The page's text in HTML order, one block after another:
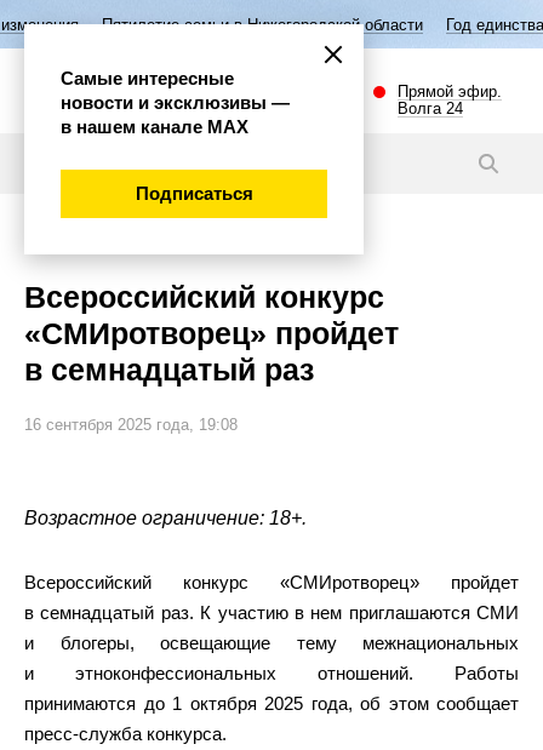
семьи в Нижегородской области Год единства народов
Прямой эфир.
Волга 24
Всероссийский конкурс
«СМИротворец» пройдет
в семнадцатый раз
16 сентября 2025 года, 19:08
Возрастное ограничение: 18+.
Всероссийский конкурс «СМИротворец» пройдет
в семнадцатый раз. К участию в нем приглашаются СМИ
и блогеры, освещающие тему межнациональных
и этноконфессиональных отношений. Работы
принимаются до 1 октября 2025 года, об этом сообщает
пресс-служба конкурса.
Самые интересные
новости и эксклюзивы —
в нашем канале МАХ
Подписаться